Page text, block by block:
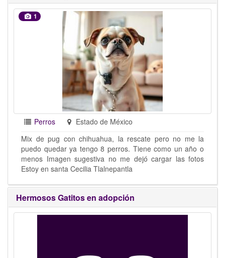
1
Perros
Estado de México
Mix de pug con chihuahua, la rescate pero no me la
puedo quedar ya tengo 8 perros. Tiene como un año o
menos Imagen sugestiva no me dejó cargar las fotos
Estoy en santa Cecilia Tlalnepantla
Hermosos Gatitos en adopción